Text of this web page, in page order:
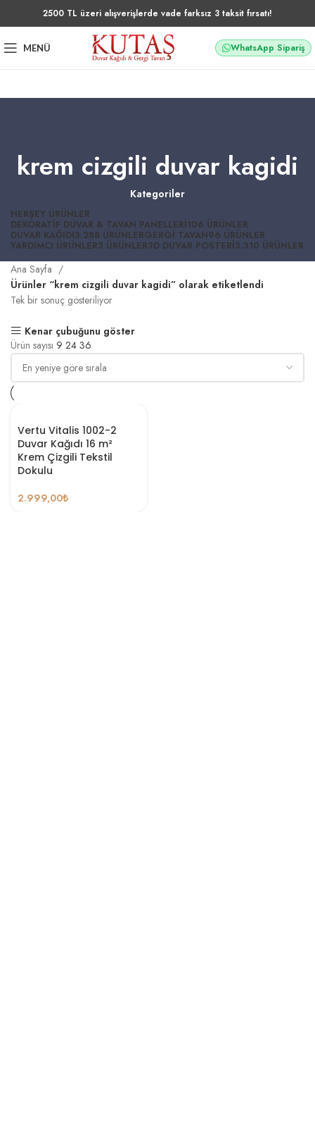
2500 TL üzeri alışverişlerde vade farksız 3 taksit fırsatı!
MENÜ WhatsApp Sipariş
krem cizgili duvar kagidi
Kategoriler
HERŞEY ÜRÜNLER
DEKORATIF DUVAR & TAVAN PANELLERI106 ÜRÜNLER
DUVAR KAĞIDI3.288 ÜRÜNLERGERGI TAVAN96 ÜRÜNLER
YARDIMCI ÜRÜNLER3 ÜRÜNLER3D DUVAR POSTERI3.310 ÜRÜNLER
Ana Sayfa
Ürünler “krem cizgili duvar kagidi” olarak etiketlendi
Tek bir sonuç gösteriliyor
Kenar çubuğunu göster
Ürün sayısı 9 24 36
Vertu Vitalis 1002-2
Duvar Kağıdı 16 m²
Krem Çizgili Tekstil
Dokulu
2.999,00₺